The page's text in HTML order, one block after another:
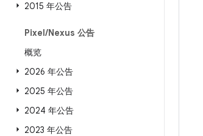
2015 年公告
Pixel/Nexus 公告
概览
2026 年公告
2025 年公告
2024 年公告
2023 年公告